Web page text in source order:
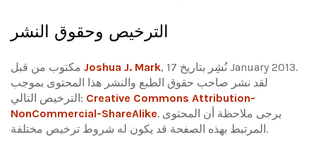
الترخيص وحقوق النشر
Joshua J. Mark, نُشِر بتاريخ 17 January 2013.
لقد نشر صاحب حقوق الطبع والنشر هذا المحتوى بموجب
الترخيص التالي: Creative Commons Attribution-
NonCommercial-ShareAlike. يرجى ملاحظة أن المحتوى
المرتبط بهذه الصفحة قد يكون له شروط ترخيص مختلفة.